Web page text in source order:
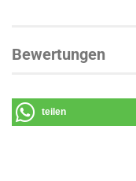
Bewertungen
teilen